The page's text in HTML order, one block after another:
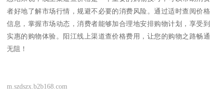
者好地了解市场行情，规避不必要的消费风险。通过适时查阅价格
信息，掌握市场动态，消费者能够加合理地安排购物计划，享受到
实惠的购物体验。阳江线上渠道查价格费用，让您的购物之路畅通
无阻！
m.szdszx.b2b168.com